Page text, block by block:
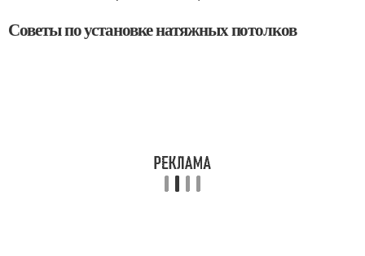
Советы по установке натяжных потолков